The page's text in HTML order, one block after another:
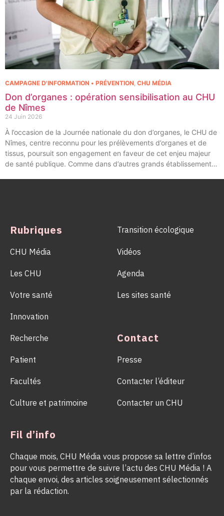
Don d’organes : opération sensibilisation au CHU
de Nîmes
24 Juin 2026
CAMPAGNE D'INFORMATION • PRÉVENTION, CHU MÉDIA
À l’occasion de la Journée nationale du don d’organes, le CHU de
Nîmes, centre reconnu pour les prélèvements d’organes et de
tissus, poursuit son engagement en faveur de cet enjeu majeur
de santé publique. Comme dans d’autres grands établissements
Rubriques
CHU Média
Les CHU
Votre santé
Innovation
Recherche
Patient
Facultés
Culture et patrimoine
Transition écologique
Vidéos
Agenda
Les sites santé
Contact
Presse
Contacter l’éditeur
Contacter un CHU
Fil d’info
Chaque mois, CHU Média vous propose sa lettre d’infos
pour vous permettre de suivre l’actu des CHU Média ! A
chaque envoi, des articles soigneusement sélectionnés
par la rédaction.